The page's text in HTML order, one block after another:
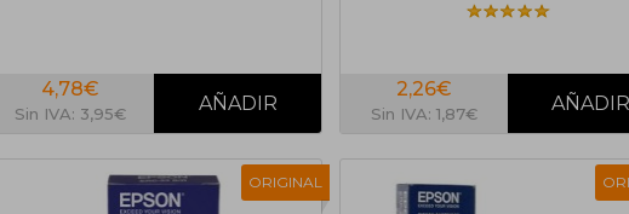
4,78€
Sin IVA: 3,95€
2,26€
Sin IVA: 1,87€
ORIGINAL